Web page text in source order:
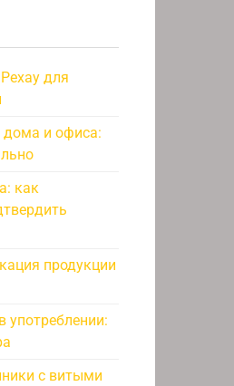
для
и офиса:
как
продукции
с витыми